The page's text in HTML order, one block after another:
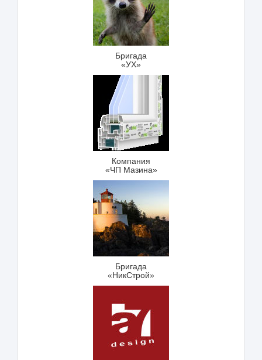
Бригада
«УХ»
Компания
«ЧП Мазина»
Бригада
«НикСтрой»